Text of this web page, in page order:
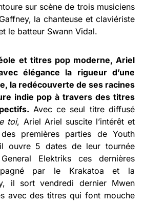
sur scène de trois musiciens
la chanteuse et claviériste
le batteur Swann Vidal.
et titres pop moderne, Ariel
élégance la rigueur d’une
la redécouverte de ses racines
indie pop à travers des titres
Avec ce seul titre diffusé
toi, Ariel Ariel suscite l’intérêt et
premières parties de Youth
ouvre 5 dates de leur tournée
Elektriks ces dernières
par le Krakatoa et la
il sort vendredi dernier Mwen
avec des titres qui font mouche